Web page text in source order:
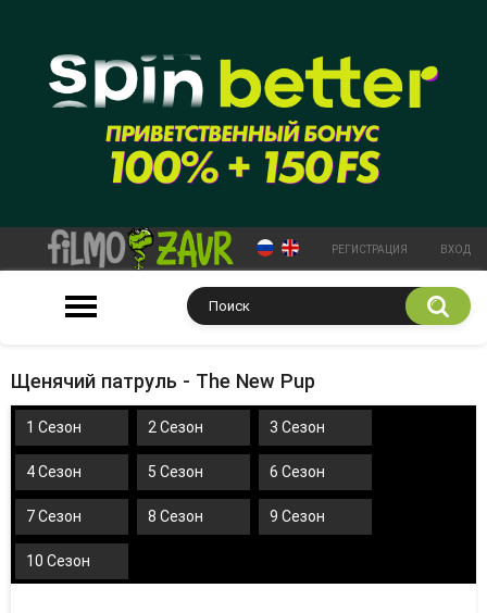
РЕГИСТРАЦИЯ ВХОД
Щенячий патруль - The New Pup
1 Сезон 2 Сезон 3 Сезон
4 Сезон 5 Сезон 6 Сезон
7 Сезон 8 Сезон 9 Сезон
10 Сезон